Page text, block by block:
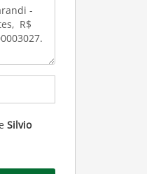
Silvio